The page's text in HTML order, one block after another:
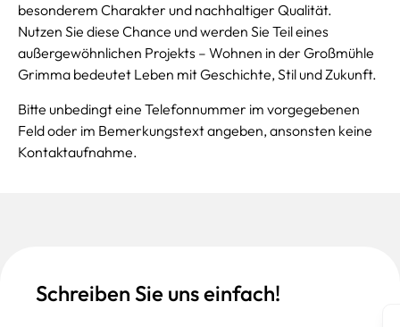
besonderem Charakter und nachhaltiger Qualität.
Nutzen Sie diese Chance und werden Sie Teil eines
außergewöhnlichen Projekts – Wohnen in der Großmühle
Grimma bedeutet Leben mit Geschichte, Stil und Zukunft.
Bitte unbedingt eine Telefonnummer im vorgegebenen
Feld oder im Bemerkungstext angeben, ansonsten keine
Kontaktaufnahme.
Schreiben Sie uns einfach!